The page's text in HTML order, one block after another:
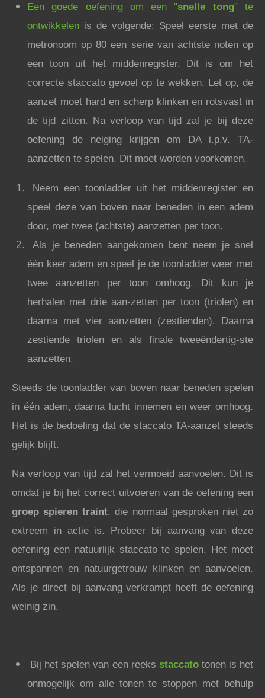
Een goede oefening om een "snelle tong" te
ontwikkelen is de volgende: Speel eerste met de
metronoom op 80 een serie van achtste noten op
een toon uit het middenregister. Dit is om het
correcte staccato gevoel op te wekken. Let op, de
aanzet moet hard en scherp klinken en rotsvast in
de tijd zitten. Na verloop van tijd zal je bij deze
oefening de neiging krijgen om DA i.p.v. TA-
aanzetten te spelen. Dit moet worden voorkomen.
Neem een toonladder uit het middenregister en
speel deze van boven naar beneden in een adem
door, met twee (achtste) aanzetten per toon.
Als je beneden aangekomen bent neem je snel
één keer adem en speel je de toonladder weer met
twee aanzetten per toon omhoog. Dit kun je
herhalen met drie aan-zetten per toon (triolen) en
daarna met vier aanzetten (zestienden). Daarna
zestiende triolen en als finale tweeëndertig-ste
aanzetten.
Steeds de toonladder van boven naar beneden spelen
in één adem, daarna lucht innemen en weer omhoog.
Het is de bedoeling dat de staccato TA-aanzet steeds
gelijk blijft.
Na verloop van tijd zal het vermoeid aanvoelen. Dit is
omdat je bij het correct uitvoeren van de oefening een
groep spieren traint, die normaal gesproken niet zo
extreem in actie is. Probeer bij aanvang van deze
oefening een natuurlijk staccato te spelen. Het moet
ontspannen en natuurgetrouw klinken en aanvoelen.
Als je direct bij aanvang verkrampt heeft de oefening
weinig zin.
Bij het spelen van een reeks staccatotonen is het
onmogelijk om alle tonen te stoppen met behulp